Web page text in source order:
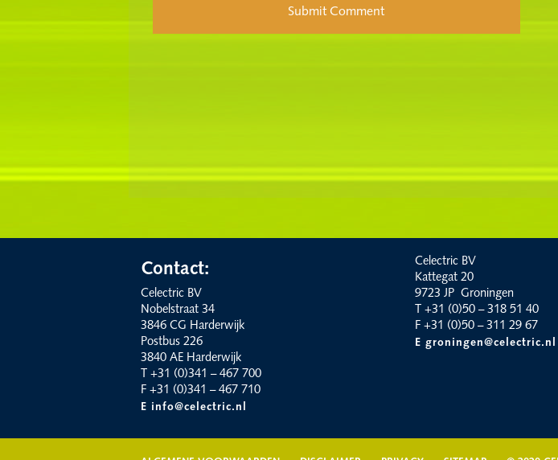
Contact:
Celectric BV
Nobelstraat 34
3846 CG Harderwijk
Postbus 226
3840 AE Harderwijk
T +31 (0)341 – 467 700
F +31 (0)341 – 467 710
E info@celectric.nl
Celectric BV
Kattegat 20
9723 JP Groningen
T +31 (0)50 – 318 51 40
F +31 (0)50 – 311 29 67
E groningen@celectric.nl